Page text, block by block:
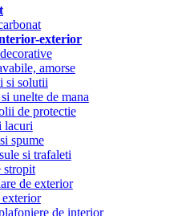
exterior
amorse
si solutii
unelte de mana
de protectie
lacuri
spume
si trafaleti
stropit
de exterior
de interior